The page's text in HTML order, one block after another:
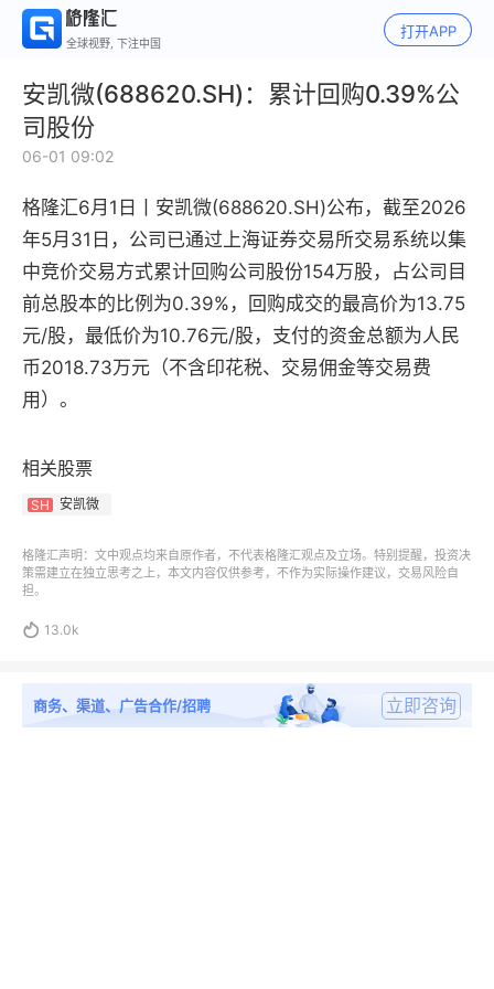
全球视野, 下注中国
打开APP
安凯微(688620.SH)：累计回购0.39%公
司股份
06-01 09:02
格隆汇6月1日丨安凯微(688620.SH)公布，截至2026
年5月31日，公司已通过上海证券交易所交易系统以集
中竞价交易方式累计回购公司股份154万股，占公司目
前总股本的比例为0.39%，回购成交的最高价为13.75
元/股，最低价为10.76元/股，支付的资金总额为人民
币2018.73万元（不含印花税、交易佣金等交易费
用）。
相关股票
SH 安凯微
格隆汇声明：文中观点均来自原作者，不代表格隆汇观点及立场。特别提醒，投资决
策需建立在独立思考之上，本文内容仅供参考，不作为实际操作建议，交易风险自
担。
 13.0k
商务、渠道、广告合作/招聘 立即咨询